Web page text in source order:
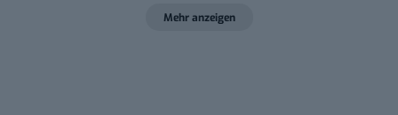
Mehr anzeigen